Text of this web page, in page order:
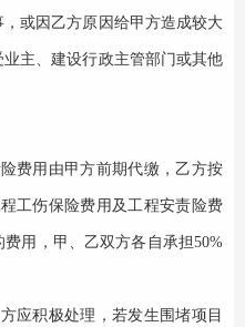
或因乙方原因给甲方造成较大
主、建设行政主管部门或其他
费用由甲方前期代缴，乙方按
工伤保险费用及工程安责险费
用，甲、乙双方各自承担50%
应积极处理，若发生围堵项目